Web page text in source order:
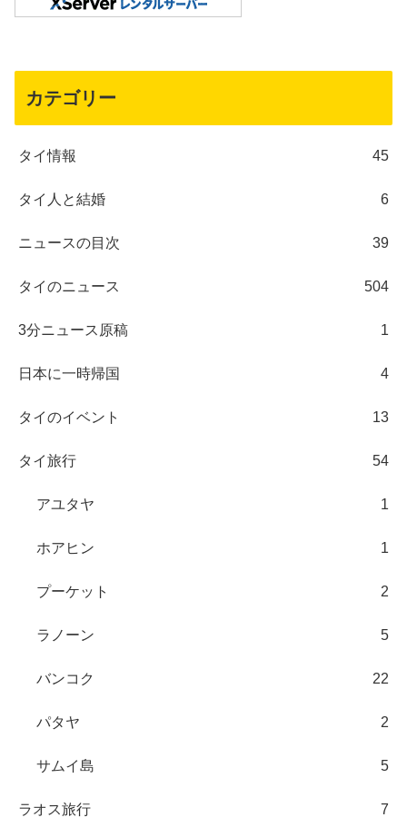
カテゴリー
タイ情報 45
タイ人と結婚 6
ニュースの目次 39
タイのニュース 504
3分ニュース原稿 1
日本に一時帰国 4
タイのイベント 13
タイ旅行 54
アユタヤ 1
ホアヒン 1
プーケット 2
ラノーン 5
バンコク 22
パタヤ 2
サムイ島 5
ラオス旅行 7